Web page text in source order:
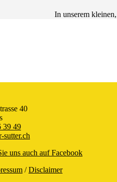
In unserem
40
39 49
sutter.ch
uns auch auf Facebook
/Disclaimer